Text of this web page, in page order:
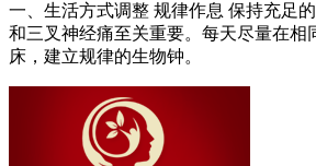
一、生活方式调整 规律作息 保持充足
和三叉神经痛至关重要。每天尽量在相
床，建立规律的生物钟。